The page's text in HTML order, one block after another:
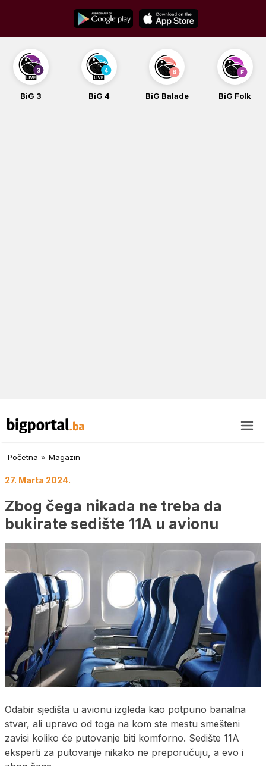
content
BiG 3 BiG 4 BiG Balade BiG Folk
Početna » Magazin
27. Marta 2024.
Zbog čega nikada ne treba da
bukirate sedište 11A u avionu
Odabir sjedišta u avionu izgleda kao potpuno banalna
stvar, ali upravo od toga na kom ste mestu smešteni
zavisi koliko će putovanje biti komforno. Sedište 11A
eksperti za putovanje nikako ne preporučuju, a evo i